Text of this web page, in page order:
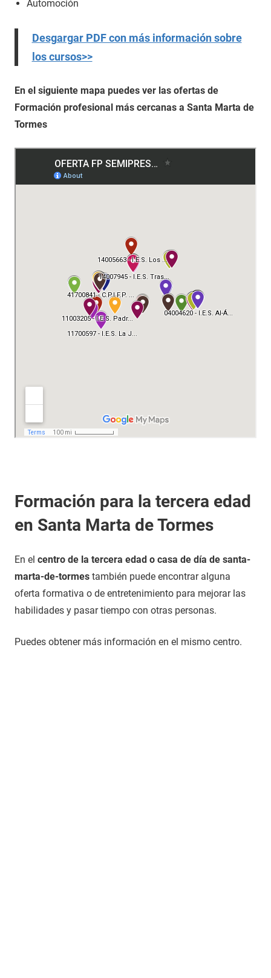
Automoción
Desgargar PDF con más información sobre
los cursos>>
En el siguiente mapa puedes ver las ofertas de
Formación profesional más cercanas a Santa Marta de
Tormes
Formación para la tercera edad
en Santa Marta de Tormes
En el centro de la tercera edad o casa de día de santa-
marta-de-tormes también puede encontrar alguna
oferta formativa o de entretenimiento para mejorar las
habilidades y pasar tiempo con otras personas.
Puedes obtener más información en el mismo centro.